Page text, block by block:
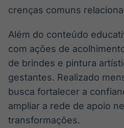
crenças comuns
Além do conteúdo
com ações de
de brindes e pintura
gestantes. Realizado
busca fortalecer a
ampliar a rede de apoio
transformações.